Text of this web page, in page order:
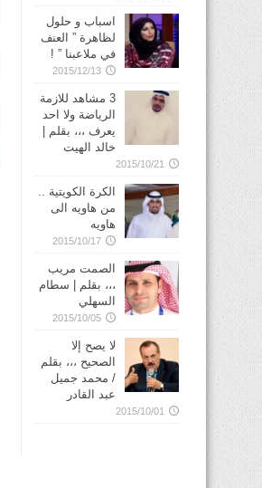
اسباب و حلول
لظاهرة ” العنف
في ملاعبنا ” !
2015/12/13
3 مشاهد للازمة
الرياضة ولا احد
يعرف ،،، بقلم |
خالد الهيت
2015/10/21
الكرة الكويتية ..
من هاويه الى
هاويه
2015/10/17
الصمت مريب
،،، بقلم | سطام
السهلي
2015/10/05
لا يصح إلا
الصحيح ،،، بقلم
/ محمد جميل
عبد القادر
2015/10/01